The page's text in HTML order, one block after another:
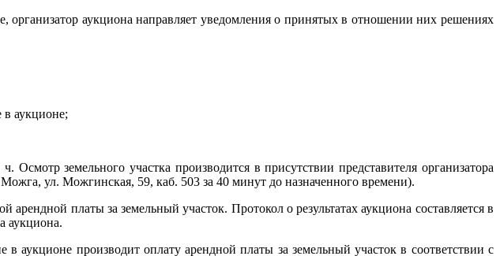
аукциона направляет уведомления о принятых в отношении них решениях
в аукционе;
Осмотр земельного участка производится в присутствии представителя организатора
ул. Можгинская, 59, каб. 503 за 40 минут до назначенного времени).
платы за земельный участок. Протокол о результатах аукциона составляется в
аукциона.
аукционе производит оплату арендной платы за земельный участок в соответствии с